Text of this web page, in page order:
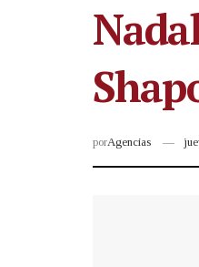
porAgencias